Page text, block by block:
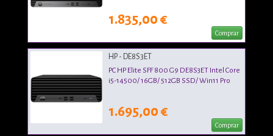
1.835,00 €
Comprar
HP - DE8S3ET
PC HP Elite SFF 800 G9 DE8S3ET Intel Core
i5-14500/ 16GB/ 512GB SSD/ Win11 Pro
1.695,00 €
Comprar